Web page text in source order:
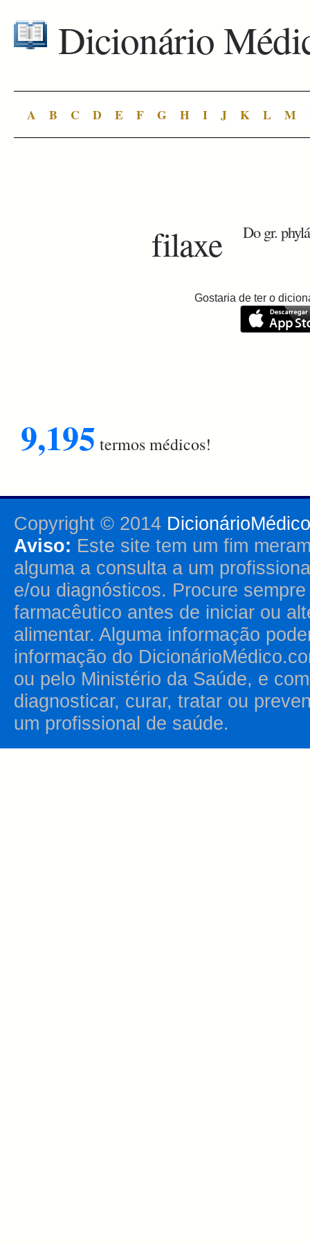
Dicionário
A B C D E F G H I J K L M
filaxe Do gr.
Gostaria de ter o
9,195 termos médicos!
Copyright © 2014
Aviso: Este site tem um fim
alguma a consulta a um
e/ou diagnósticos. Procure
farmacêutico antes de iniciar ou
alimentar. Alguma informação
informação do
ou pelo Ministério da Saúde, e
diagnosticar, curar, tratar ou
um profissional de saúde.